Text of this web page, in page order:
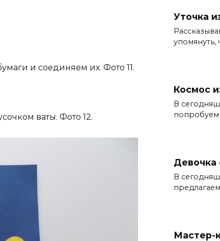
и соединяем их. Фото 11.
ваты. Фото 12.
Уточка
упомянуть,
Космос
В
попробуем
Девочка
В
Мастер-